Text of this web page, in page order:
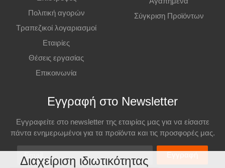
Πολιτική αγορών
Τραπεζικοί λογαριασμοί
Εταιρίες
Θέσεις εργασίας
Επικοινωνία
Σύγκριση Προϊόντων
Εγγραφή στο Newsletter
Εγγραφείτε στο newsletter της εταιρίας μας για να είσαστε
πάντα ενημερωμένοι για τα προϊόντα και τις προσφορές μας.
Email
Εγγραφή
Διαχείριση ιδιωτικότητας